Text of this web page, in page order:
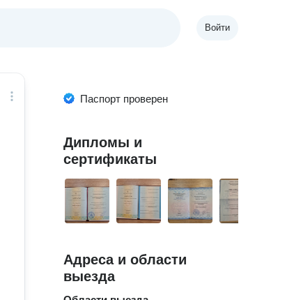
Войти
Паспорт проверен
Дипломы и
сертификаты
Адреса и области
выезда